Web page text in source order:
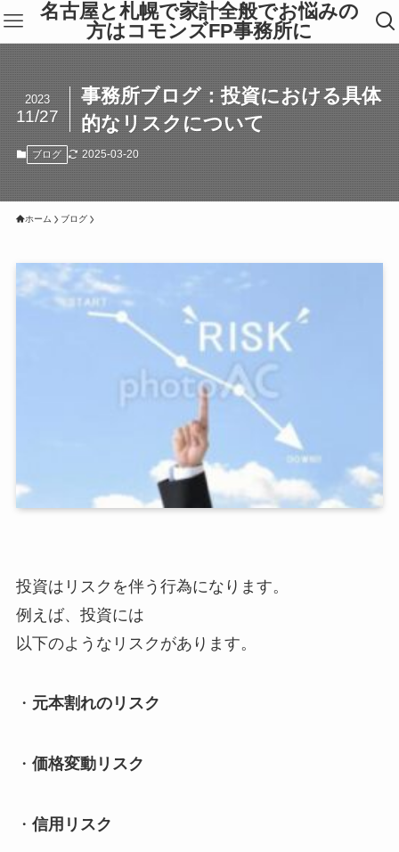
名古屋と札幌で家計全般でお悩みの
方はコモンズFP事務所に
事務所ブログ：投資における具体
的なリスクについて
2023
11/27
ブログ 2025-03-20
ホーム ブログ
投資はリスクを伴う行為になります。
例えば、投資には
以下のようなリスクがあります。
・ 元本割れのリスク
・ 価格変動リスク
・ 信用リスク